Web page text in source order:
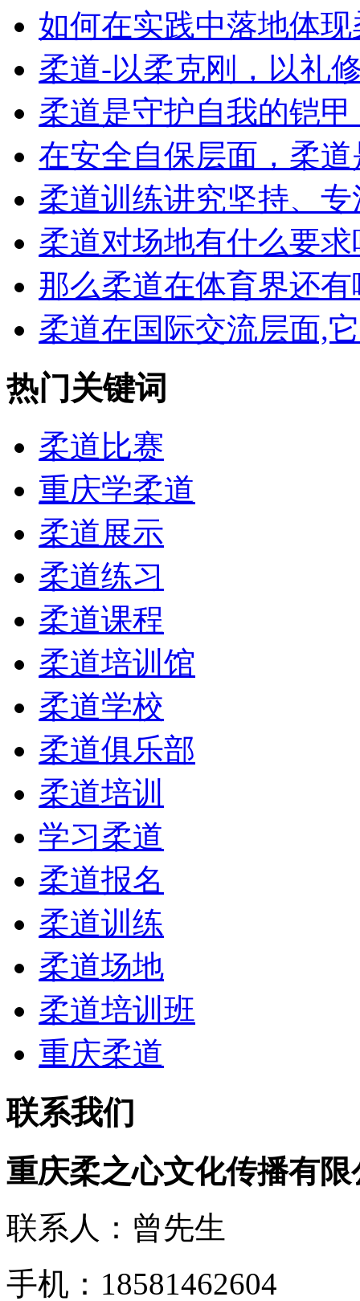
如何在实践中落地体现
柔道-以柔克刚，以礼
柔道是守护自我的铠甲
在安全自保层面，柔道
柔道训练讲究坚持、专
柔道对场地有什么要求
那么柔道在体育界还有
柔道在国际交流层面,
热门关键词
柔道比赛
重庆学柔道
柔道展示
柔道练习
柔道课程
柔道培训馆
柔道学校
柔道俱乐部
柔道培训
学习柔道
柔道报名
柔道训练
柔道场地
柔道培训班
重庆柔道
联系我们
重庆柔之心文化传播有限
联系人：曾先生
手机：18581462604